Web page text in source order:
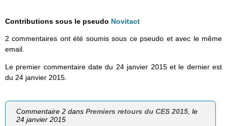
Contributions sous le pseudo Novitact
2 commentaires ont été soumis sous ce pseudo et avec le même
email.
Le premier commentaire date du 24 janvier 2015 et le dernier est
du 24 janvier 2015.
Commentaire 2 dansPremiers retours du CES 2015, le
24 janvier 2015